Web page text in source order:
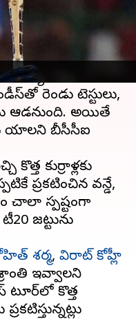
పర్యటనకు
మొదలయ్యే ఈ
రెండు టెస్టులు,
ఆడనుంది. అయితే
చేయాలని బీసీసీఐ
కుర్రాళ్లకు
ప్రకటించిన వన్డే,
చాలా స్పష్టంగా
జట్టును
శర్మ, విరాట్ కోహ్లీ
ఇవ్వాలని
టూర్‌లో కొత్త